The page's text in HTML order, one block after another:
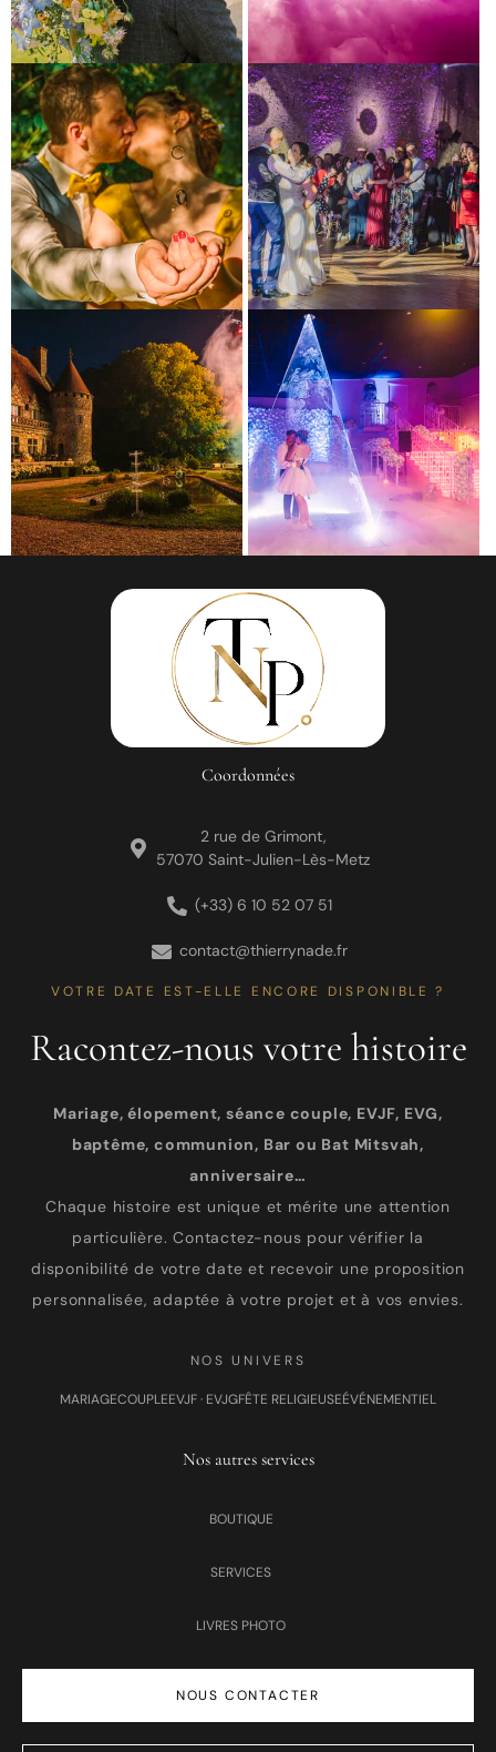
Coordonnées
2 rue de Grimont,
57070 Saint-Julien-Lès-Metz
(+33) 6 10 52 07 51
contact@thierrynade.fr
VOTRE DATE EST-ELLE ENCORE DISPONIBLE ?
Racontez-nous votre histoire
Mariage, élopement, séance couple, EVJF, EVG,
baptême, communion, Bar ou Bat Mitsvah,
anniversaire…
Chaque histoire est unique et mérite une attention
particulière. Contactez-nous pour vérifier la
disponibilité de votre date et recevoir une proposition
personnalisée, adaptée à votre projet et à vos envies.
NOS UNIVERS
MARIAGECOUPLEEVJF · EVJGFÊTE RELIGIEUSEÉVÉNEMENTIEL
Nos autres services
BOUTIQUE
SERVICES
LIVRES PHOTO
NOUS CONTACTER